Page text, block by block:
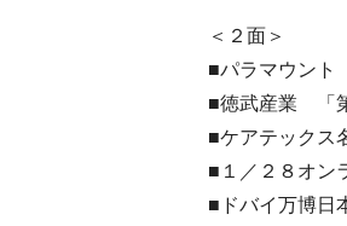
＜２面＞
■パラマウント
■徳武産業 「
■ケアテックス
■１／２８オン
■ドバイ万博日